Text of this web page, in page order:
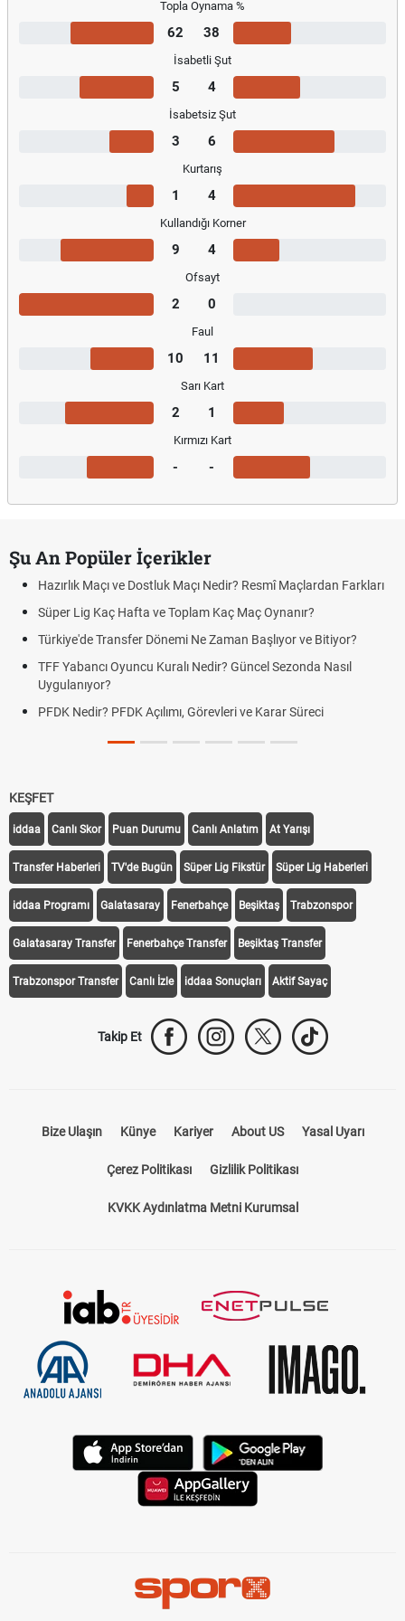
Topla Oynama %
62 38
İsabetli Şut
5 4
İsabetsiz Şut
3 6
Kurtarış
1 4
Kullandığı Korner
9 4
Ofsayt
2 0
Faul
10 11
Sarı Kart
2 1
Kırmızı Kart
- -
Şu An Popüler İçerikler
Hazırlık Maçı ve Dostluk Maçı Nedir? Resmî Maçlardan Farkları
Süper Lig Kaç Hafta ve Toplam Kaç Maç Oynanır?
Türkiye'de Transfer Dönemi Ne Zaman Başlıyor ve Bitiyor?
TFF Yabancı Oyuncu Kuralı Nedir? Güncel Sezonda Nasıl
Uygulanıyor?
PFDK Nedir? PFDK Açılımı, Görevleri ve Karar Süreci
KEŞFET
iddaa Canlı Skor Puan Durumu Canlı Anlatım At Yarışı
Transfer Haberleri TV'de Bugün Süper Lig Fikstür Süper Lig Haberleri
iddaa Programı Galatasaray Fenerbahçe Beşiktaş Trabzonspor
Galatasaray Transfer Fenerbahçe Transfer Beşiktaş Transfer
Trabzonspor Transfer Canlı İzle iddaa Sonuçları Aktif Sayaç
Takip Et
Bize Ulaşın Künye Kariyer About US Yasal Uyarı
Çerez Politikası Gizlilik Politikası
KVKK Aydınlatma Metni Kurumsal